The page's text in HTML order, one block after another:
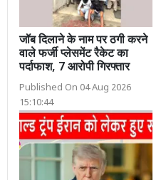
जॉब दिलाने के नाम पर ठगी करने
वाले फर्जी प्लेसमेंट रैकेट का
पर्दाफाश, 7 आरोपी गिरफ्तार
Published On 04 Aug 2026
15:10:44